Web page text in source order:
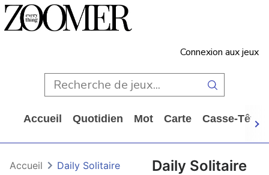
Connexion aux jeux
Accueil Quotidien Mot Carte Casse-Tête
Daily Solitaire
Accueil Daily Solitaire